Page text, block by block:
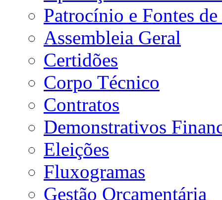
Patrocínio e Fontes de
Assembleia Geral
Certidões
Corpo Técnico
Contratos
Demonstrativos
Eleições
Fluxogramas
Gestão Orçamentária